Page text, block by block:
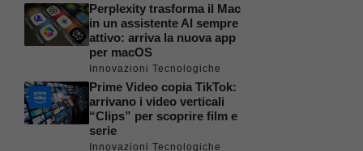
Perplexity trasforma il Mac
in un assistente AI sempre
attivo: arriva la nuova app
per macOS
Innovazioni Tecnologiche
Prime Video copia TikTok:
arrivano i video verticali
“Clips” per scoprire film e
serie
Innovazioni Tecnologiche